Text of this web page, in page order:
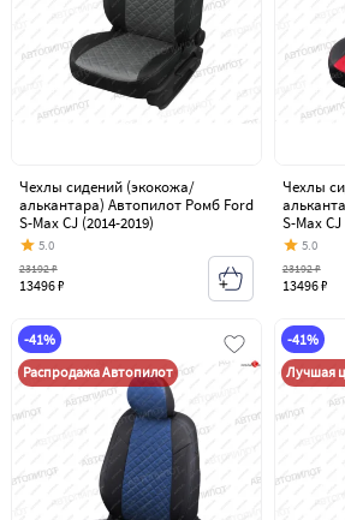
Чехлы сидений (экокожа/
алькантара) Автопилот Ромб Ford
S-Max CJ (2014-2019)
5.0
13496 ₽
23192 ₽
Чехлы
S-Max CJ
5.0
13496 ₽
23192 ₽
-41%
Распродажа Автопилот
-41%
Лучшая